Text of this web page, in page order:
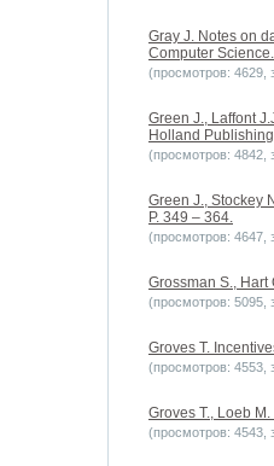
Gray J. Notes on
Computer
(просмотров: 4629,
Green J., Laffont
Holland
(просмотров: 4842,
Green J., Stockey
P. 349 – 364.
(просмотров: 4647,
Grossman S., Hart
(просмотров: 5095,
Groves T.
(просмотров: 4553,
Groves T., Loeb
(просмотров: 4543,